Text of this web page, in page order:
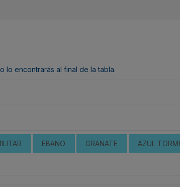
lo encontrarás al final de la tabla.
EBANO GRANATE AZUL